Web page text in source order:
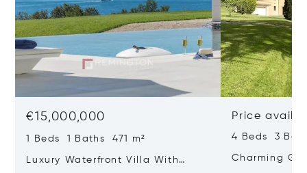
€15,000,000
1 Beds 1 Baths 471 m²
Luxury Waterfront Villa With
Price
4 Beds 3
Charming